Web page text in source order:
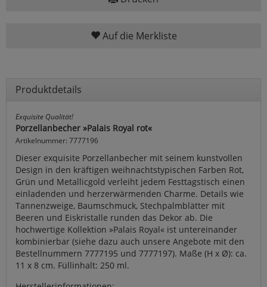
Auf die Merkliste
Produktdetails
Exquisite Qualität!
Porzellanbecher »Palais Royal rot«
Artikelnummer: 7777196
Dieser exquisite Porzellanbecher mit seinem kunstvollen
Design in den kräftigen weihnachtstypischen Farben Rot,
Grün und Metallicgold verleiht jedem Festtagstisch einen
einladenden und herzerwärmenden Charme. Details wie
Tannenzweige, Baumschmuck, Stechpalmblätter mit
Beeren und Eiskristalle runden das Dekor ab. Die
hochwertige Kollektion »Palais Royal« ist untereinander
kombinierbar (siehe dazu auch unsere Angebote mit den
Bestellnummern 7777195 und 7777197). Maße (H x Ø): ca.
11 x 8 cm. Füllinhalt: 250 ml.